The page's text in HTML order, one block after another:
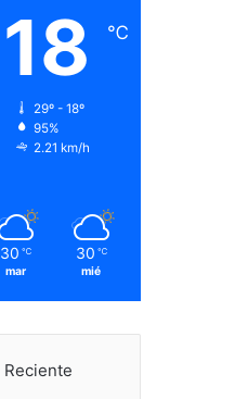
18 ℃
29º - 18º
95%
2.21 km/h
30 ℃
mar
30 ℃
mié
Reciente